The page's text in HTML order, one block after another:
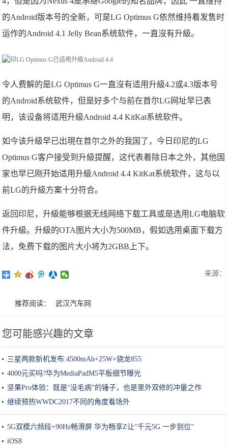
的Android版本号的全新，可是LG Optimus G依然维持着发售时
运作的Android 4.1 Jelly Bean系统软件，一直沒有升級。
令人费解的是LG Optimus G一直沒有适用升級4.2或4.3版本号
的Android系统软件，但是好多个与前在首尔LG网址早已表
明，该设备将适用升級Android 4.4 KitKat系统软件。
如今该升級早已出現在首尔之外的我国了，今日印尼的LG
Optimus G客户接受到升級提醒，这代表着除日本之外，其他国
家也早已刚开始适用升級Android 4.4 KitKat系统软件，这与以
前LG的升級方案十分符合。
返回印尼，升級能够根据无线网络下载工具或是选用LG电脑软
件升級。升級的OTA图片大小为500MB，假如选用桌面下载方
法，免费下载的图片大小将为2GBB上下。
来源：
推荐阅读： 武汉汽车网
您可能感兴趣的文章
三星两款新机发布:4500mAh+25W+骁龙855
4000元买吗?华为MediaPadM5平板细节曝光
坚果Pro体验：既是“没毛病”的锤子，也是里外双修的冲量之作
继续预热WWDC2017不同的角度看场外
5G双模六频段+90Hz畅滑屏 华为畅享Z让“千元5G 一步到位”
iOS8